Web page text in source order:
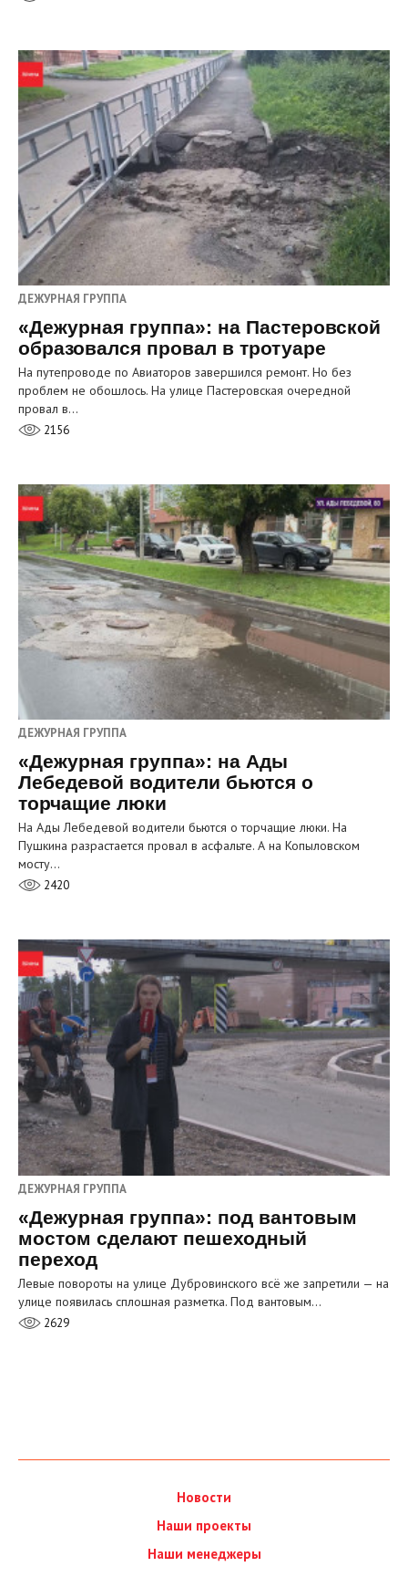
ДЕЖУРНАЯ ГРУППА
«Дежурная группа»: на Пастеровской
образовался провал в тротуаре
На путепроводе по Авиаторов завершился ремонт. Но без
проблем не обошлось. На улице Пастеровская очередной
провал в…
2156
ДЕЖУРНАЯ ГРУППА
«Дежурная группа»: на Ады
Лебедевой водители бьются о
торчащие люки
На Ады Лебедевой водители бьются о торчащие люки. На
Пушкина разрастается провал в асфальте. А на Копыловском
мосту…
2420
ДЕЖУРНАЯ ГРУППА
«Дежурная группа»: под вантовым
мостом сделают пешеходный
переход
Левые повороты на улице Дубровинского всё же запретили — на
улице появилась сплошная разметка. Под вантовым…
2629
Новости
Наши проекты
Наши менеджеры